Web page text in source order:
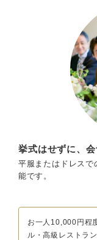
挙式はせずに、
平服またはドレスで
能です。
お一人10,000円程
ル・高級レストラン